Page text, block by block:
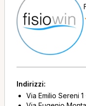
Indirizzi:
Via Emilio Sereni